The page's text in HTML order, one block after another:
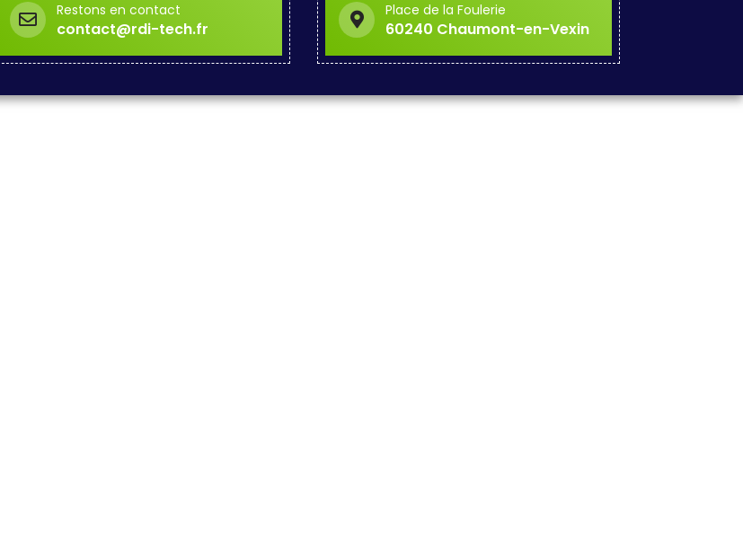
Restons en contact
contact@rdi-tech.fr
Place de la Foulerie
60240 Chaumont-en-Vexin